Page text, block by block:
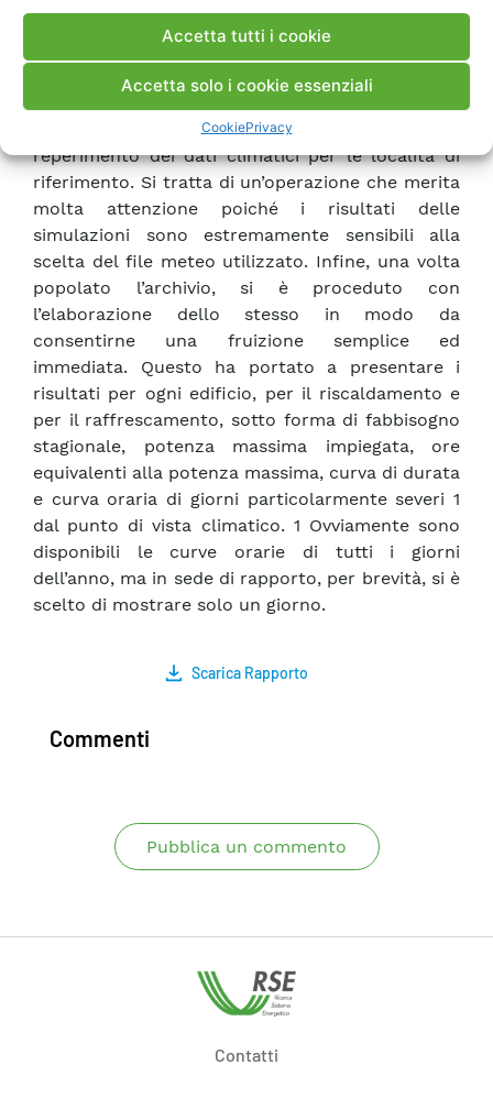
Accetta tutti i cookie
Accetta solo i cookie essenziali
CookiePrivacy
calore reale in luogo di un impianto ideale.
validare il programma utilizzato, attraverso il
TRNSYS. Un problema a parte è stato quello del
reperimento dei dati climatici per le località di
riferimento. Si tratta di un’operazione che merita
molta attenzione poiché i risultati delle
simulazioni sono estremamente sensibili alla
scelta del file meteo utilizzato. Infine, una volta
popolato l’archivio, si è proceduto con
l’elaborazione dello stesso in modo da
consentirne una fruizione semplice ed
immediata. Questo ha portato a presentare i
risultati per ogni edificio, per il riscaldamento e
per il raffrescamento, sotto forma di fabbisogno
stagionale, potenza massima impiegata, ore
equivalenti alla potenza massima, curva di durata
e curva oraria di giorni particolarmente severi 1
dal punto di vista climatico. 1 Ovviamente sono
disponibili le curve orarie di tutti i giorni
dell’anno, ma in sede di rapporto, per brevità, si è
scelto di mostrare solo un giorno.
Scarica Rapporto
Commenti
Pubblica un commento
Contatti